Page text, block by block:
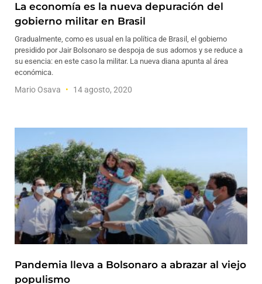
La economía es la nueva depuración del
gobierno militar en Brasil
Gradualmente, como es usual en la política de Brasil, el gobierno
presidido por Jair Bolsonaro se despoja de sus adornos y se reduce a
su esencia: en este caso la militar. La nueva diana apunta al área
económica.
Mario Osava 14 agosto, 2020
Pandemia lleva a Bolsonaro a abrazar al viejo
populismo